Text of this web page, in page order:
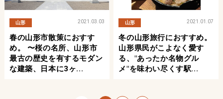
山形 2021.03.03
春の山形市散策におすす
め。 〜桜の名所、山形市
最古の歴史を有するモダン
な建築、日本に3ヶ...
山形 2021.01.07
冬の山形旅行におすすめ。
山形県民がこよなく愛す
る、"あったか名物グル
メ"を味わい尽くす駅...